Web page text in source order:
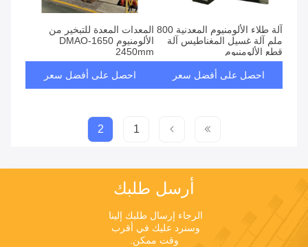
آلة طلاء الألومنيوم المعدنية 800
ملم آلة غسيل المغناطيس آلة
قطع الألومنيوم
احصل على أفضل سعر
المعدات المعدة للتبخير من
الألومنيوم DMAO-1650
2450mm
احصل على أفضل سعر
1
2
أرسل طلبك
وقت ممكن.